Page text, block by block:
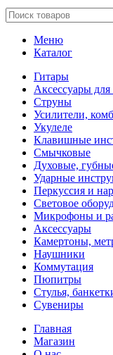
Меню
Каталог
Гитары
Аксессуары для
Струны
Усилители,
Укулеле
Клавишные
Смычковые
Духовые,
Ударные
Перкуссия и
Световое
Микрофоны и
Аксессуары
Камертоны,
Наушники
Коммутация
Пюпитры
Стулья,
Сувениры
Главная
Магазин